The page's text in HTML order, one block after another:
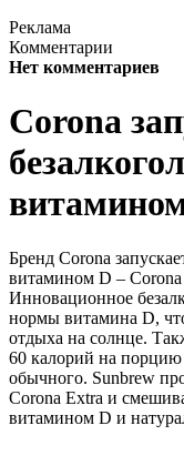
Реклама
Комментарии
Нет комментариев
Corona
Бренд Corona
витамином D – Corona
Инновационное
нормы витамина D,
отдыха на солнце.
60 калорий на порцию
обычного. Sunbrew
Corona Extra и
витамином D и